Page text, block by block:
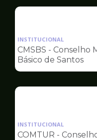
INSTITUCIONAL
CMSBS - Conselho
Básico de Santos
INSTITUCIONAL
COMTUR -